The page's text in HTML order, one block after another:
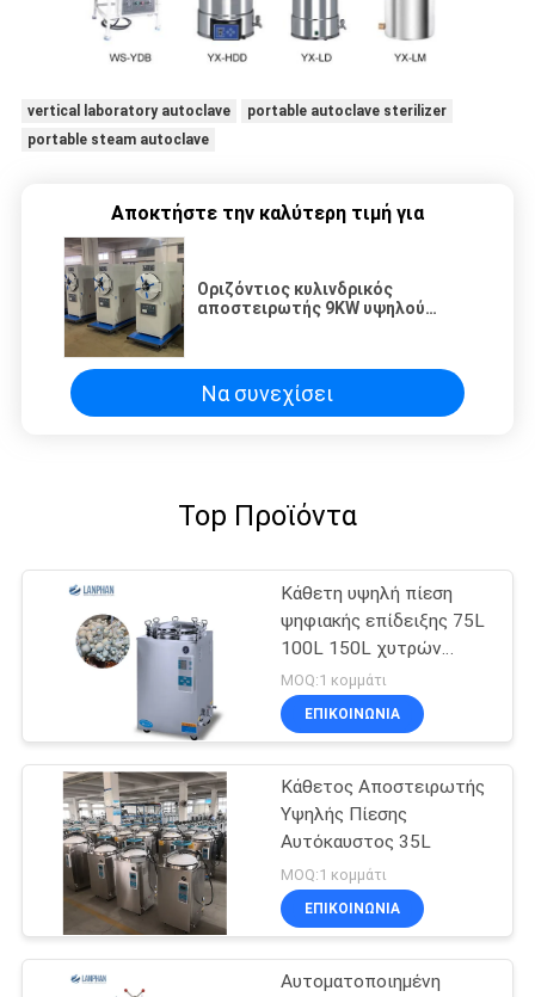
vertical laboratory autoclave
portable autoclave sterilizer
portable steam autoclave
Αποκτήστε την καλύτερη τιμή για
Οριζόντιος κυλινδρικός
αποστειρωτής 9KW υψηλού
Να συνεχίσει
Top Προϊόντα
Κάθετη υψηλή πίεση
ψηφιακής επίδειξης 75L
100L 150L χυτρών
πιέσεως ατμού
νοσοκομείων
MOQ:1 κομμάτι
ΕΠΙΚΟΙΝΩΝΙΑ
Κάθετος Αποστειρωτής
Υψηλής Πίεσης
Αυτόκαυστος 35L
MOQ:1 κομμάτι
ΕΠΙΚΟΙΝΩΝΙΑ
Αυτοματοποιημένη